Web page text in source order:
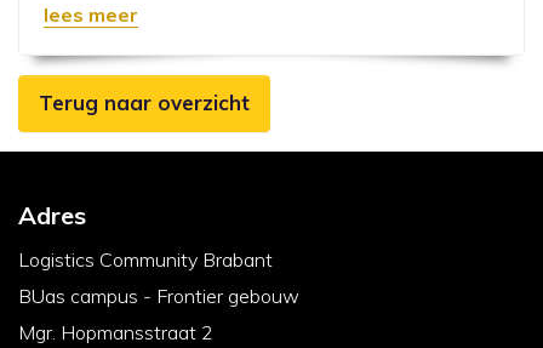
lees meer
Terug naar overzicht
Adres
Logistics Community Brabant
BUas campus - Frontier gebouw
Mgr. Hopmansstraat 2